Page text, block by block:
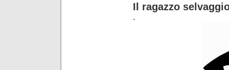
Il ragazzo
.